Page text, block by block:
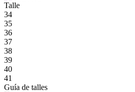
Talle
34
35
36
37
38
39
40
41
Guía de talles